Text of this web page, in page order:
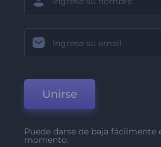
Unirse
Puede darse de baja fácilmente
momento.